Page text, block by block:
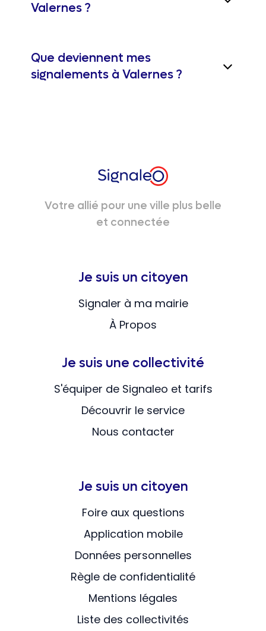
Valernes ?
Que deviennent mes
signalements à Valernes ?
Votre allié pour une ville plus belle
et connectée
Je suis un citoyen
Signaler à ma mairie
À Propos
Je suis une collectivité
S'équiper de Signaleo et tarifs
Découvrir le service
Nous contacter
Je suis un citoyen
Foire aux questions
Application mobile
Données personnelles
Règle de confidentialité
Mentions légales
Liste des collectivités